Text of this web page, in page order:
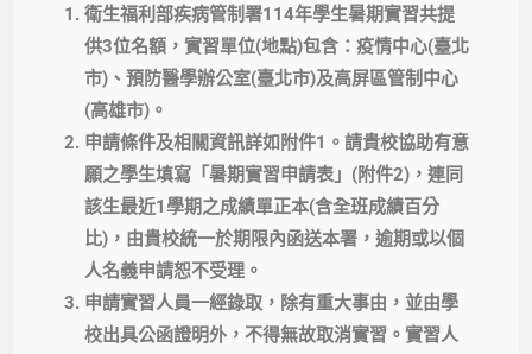
衛生福利部疾病管制署114年學生暑期實習共提
供3位名額，實習單位(地點)包含：疫情中心(臺北
市)、預防醫學辦公室(臺北市)及高屏區管制中心
(高雄市)。
申請條件及相關資訊詳如附件1。請貴校協助有意
願之學生填寫「暑期實習申請表」(附件2)，連同
該生最近1學期之成績單正本(含全班成績百分
比)，由貴校統一於期限內函送本署，逾期或以個
人名義申請恕不受理。
申請實習人員一經錄取，除有重大事由，並由學
校出具公函證明外，不得無故取消實習。實習人